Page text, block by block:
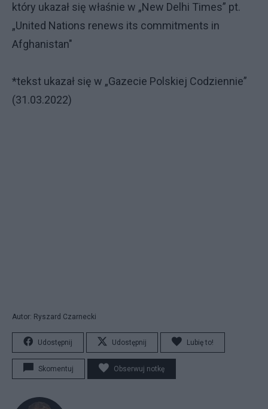
który ukazał się właśnie w „New Delhi Times” pt.
„United Nations renews its commitments in
Afghanistan"
*tekst ukazał się w „Gazecie Polskiej Codziennie”
(31.03.2022)
Autor: Ryszard Czarnecki
Udostępnij Udostępnij Lubię to!
Skomentuj Obserwuj notkę